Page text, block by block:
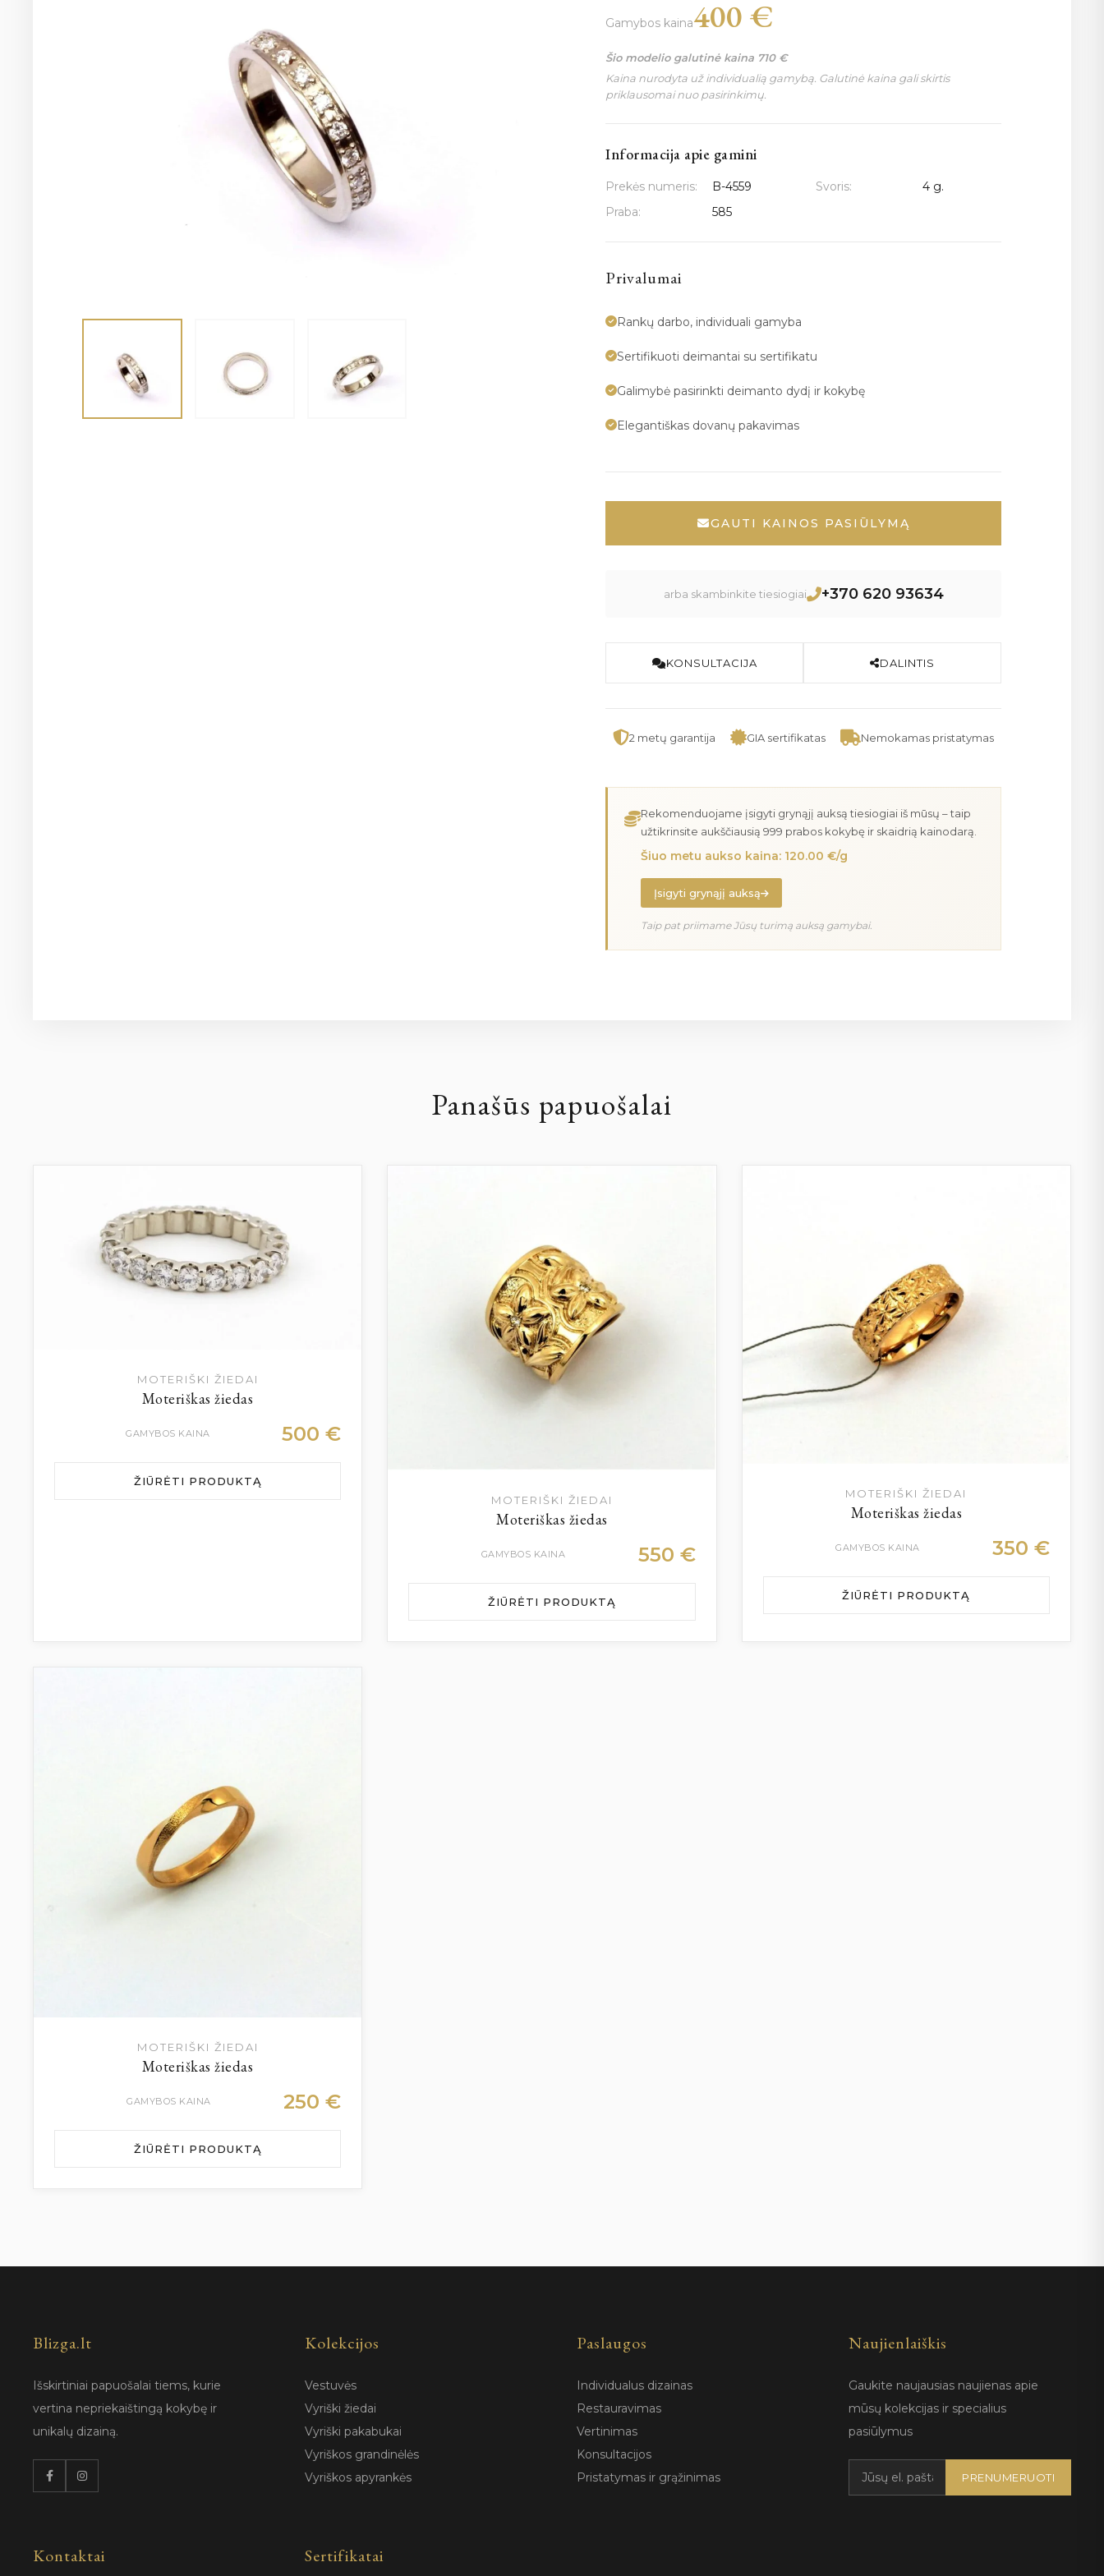
Gamybos kaina400 €
Šio modelio galutinė kaina 710 €
Kaina nurodyta už individualią gamybą. Galutinė kaina gali skirtis
priklausomai nuo pasirinkimų.
Informacija apie gamini
Prekės numeris: B-4559 Svoris:
4 g.
Praba:
585
Privalumai
Rankų darbo, individuali gamyba
Sertifikuoti deimantai su sertifikatu
Galimybė pasirinkti deimanto dydį ir kokybę
Elegantiškas dovanų pakavimas
GAUTI KAINOS PASIŪLYMĄ
arba skambinkite tiesiogiai +370 620 93634
KONSULTACIJA DALINTIS
2 metų garantija GIA sertifikatas Nemokamas pristatymas
Rekomenduojame įsigyti grynąjį auksą tiesiogiai iš mūsų – taip
užtikrinsite aukščiausią 999 prabos kokybę ir skaidrią kainodarą.
Šiuo metu aukso kaina: 120.00 €/g
Įsigyti grynąjį auksą
Taip pat priimame Jūsų turimą auksą gamybai.
Panašūs papuošalai
MOTERIŠKI ŽIEDAI
Moteriškas žiedas
GAMYBOS KAINA 500€
ŽIŪRĖTI PRODUKTĄ
MOTERIŠKI ŽIEDAI
Moteriškas žiedas
GAMYBOS KAINA 550 €
ŽIŪRĖTI PRODUKTĄ
MOTERIŠKI ŽIEDAI
Moteriškas žiedas
GAMYBOS KAINA 350 €
ŽIŪRĖTI PRODUKTĄ
MOTERIŠKI ŽIEDAI
Moteriškas žiedas
GAMYBOS KAINA 250€
ŽIŪRĖTI PRODUKTĄ
Blizga.lt
Išskirtiniai papuošalai tiems, kurie
vertina nepriekaištingą kokybę ir
unikalų dizainą.
Kolekcijos
Vestuvės
Vyriški žiedai
Vyriški pakabukai
Vyriškos grandinėlės
Vyriškos apyrankės
Paslaugos
Individualus dizainas
Restauravimas
Vertinimas
Konsultacijos
Pristatymas ir grąžinimas
Naujienlaiškis
Gaukite naujausias naujienas apie
mūsų kolekcijas ir specialius
pasiūlymus
PRENUMERUOTI
Kontaktai Sertifikatai